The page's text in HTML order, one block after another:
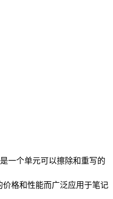
一个单元可以擦除和重写的
格和性能而广泛应用于笔记